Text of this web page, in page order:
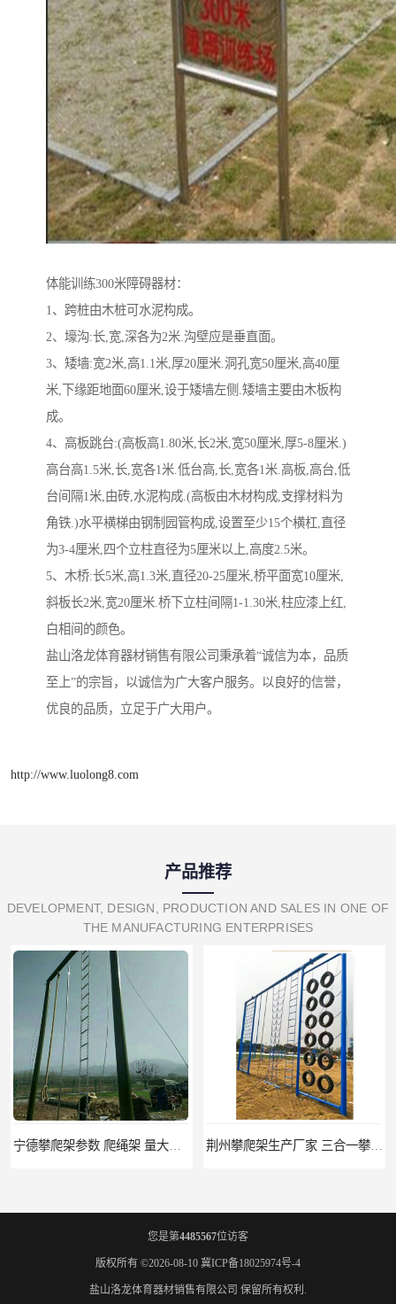
体能训练300米障碍器材：
1、跨桩由木桩可水泥构成。
2、壕沟:长,宽,深各为2米.沟壁应是垂直面。
3、矮墙:宽2米,高1.1米,厚20厘米.洞孔宽50厘米,高40厘
米,下缘距地面60厘米,设于矮墙左侧.矮墙主要由木板构
成。
4、高板跳台:(高板高1.80米,长2米,宽50厘米,厚5-8厘米.)
高台高1.5米,长,宽各1米.低台高,长,宽各1米.高板,高台,低
台间隔1米,由砖,水泥构成.(高板由木材构成,支撑材料为
角铁.)水平横梯由钢制园管构成,设置至少15个横杠,直径
为3-4厘米,四个立柱直径为5厘米以上,高度2.5米。
5、木桥:长5米,高1.3米,直径20-25厘米,桥平面宽10厘米,
斜板长2米,宽20厘米.桥下立柱间隔1-1.30米,柱应漆上红,
白相间的颜色。
盐山洛龙体育器材销售有限公司秉承着“诚信为本，品质
至上”的宗旨，以诚信为广大客户服务。以良好的信誉，
优良的品质，立足于广大用户。
http://www.luolong8.com
产品推荐
DEVELOPMENT, DESIGN, PRODUCTION AND SALES IN ONE OF
THE MANUFACTURING ENTERPRISES
宁德攀爬架参数 爬绳架 量大优惠 荆州攀爬架生产厂家 三合一攀登架 定做加工
您是第4485567位访客
版权所有 ©2026-08-10 冀ICP备18025974号-4
盐山洛龙体育器材销售有限公司 保留所有权利.